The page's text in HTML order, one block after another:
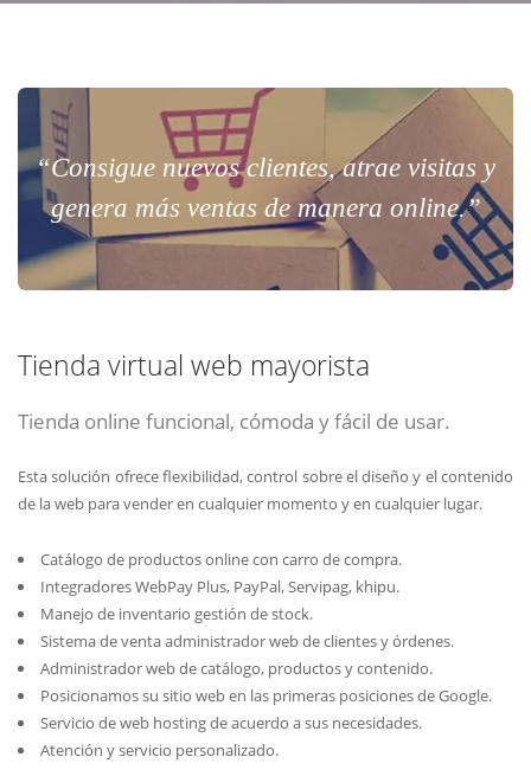
“Consigue nuevos clientes, atrae visitas y
genera más ventas de manera online.”
Tienda virtual web mayorista
Tienda online funcional, cómoda y fácil de usar.
Esta solución ofrece flexibilidad, control sobre el diseño y el contenido
de la web para vender en cualquier momento y en cualquier lugar.
Catálogo de productos online con carro de compra.
Integradores WebPay Plus, PayPal, Servipag, khipu.
Manejo de inventario gestión de stock.
Sistema de venta administrador web de clientes y órdenes.
Administrador web de catálogo, productos y contenido.
Posicionamos su sitio web en las primeras posiciones de Google.
Servicio de web hosting de acuerdo a sus necesidades.
Atención y servicio personalizado.